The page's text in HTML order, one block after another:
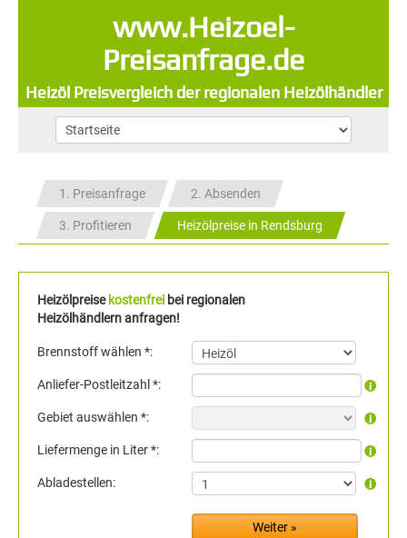
www.Heizoel-
Preisanfrage.de
Heizöl Preisvergleich der regionalen Heizölhändler
1. Preisanfrage 2. Absenden
3. Profitieren Heizölpreise in Rendsburg
Heizölpreise kostenfrei bei regionalen
Heizölhändlern anfragen!
Brennstoff wählen *:
Anliefer-Postleitzahl *:
Gebiet auswählen *:
Liefermenge in Liter *:
Abladestellen: